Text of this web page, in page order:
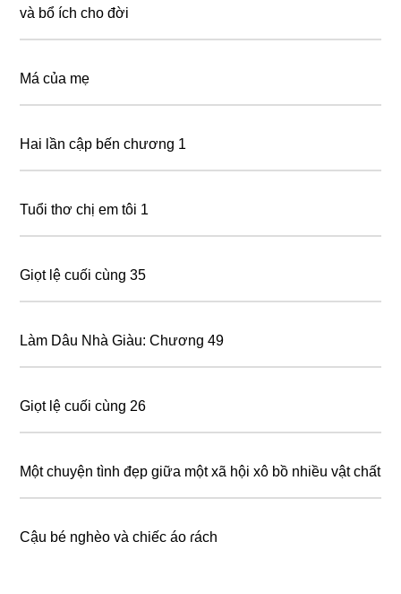
và bổ ích cho đời
Má của mẹ
Hai lần cập bến chương 1
Tuổi thơ chị em tôi 1
Giọt lệ cuối cùng 35
Làm Dâu Nhà Giàu: Chương 49
Giọt lệ cuối cùng 26
Một chuyện tình đẹp giữa một xã hội xô bồ nhiều vật chất
Cậu bé nghèo và chiếc áo ɾách